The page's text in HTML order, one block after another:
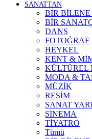
SANATTAN
BİR BİLENE
BİR
DANS
FOTOĞRAF
HEYKEL
KENT &
KÜLTÜREL
MODA &
MÜZİK
RESİM
SANAT
SİNEMA
TİYATRO
Tümü